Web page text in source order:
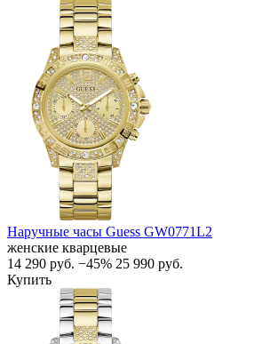
Наручные часы Guess GW0771L2
женские кварцевые
14 290 руб. −45% 25 990 руб.
Купить